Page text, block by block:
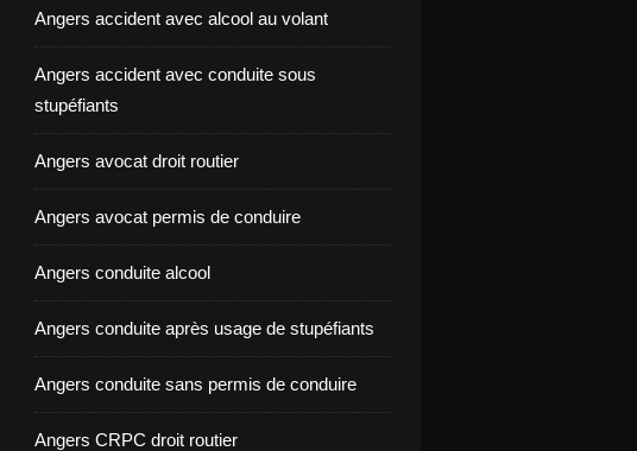
Angers accident avec alcool au volant
Angers accident avec conduite sous
stupéfiants
Angers avocat droit routier
Angers avocat permis de conduire
Angers conduite alcool
Angers conduite après usage de stupéfiants
Angers conduite sans permis de conduire
Angers CRPC droit routier